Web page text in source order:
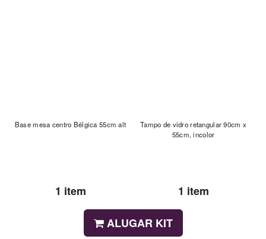
Base mesa centro Bélgica 55cm alt
1 item
Tampo de vidro retangular 90cm x
55cm, incolor
1 item
ALUGAR KIT